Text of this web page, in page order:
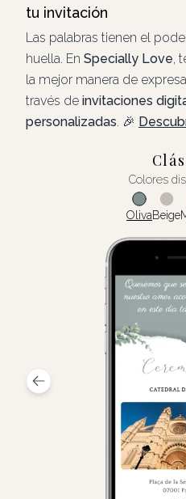
tu invitación
Las palabras tienen el
huella. En Specially Love,
la mejor manera de
través de invitaciones
personalizadas. 🎉
Colores
OlivaBeige